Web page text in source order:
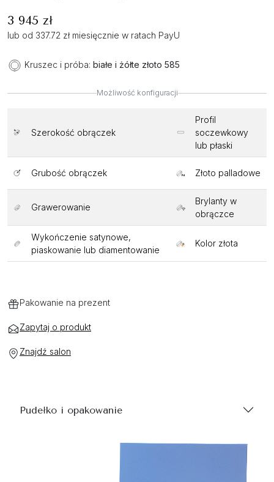
3 945 zł
lub od 337.72 zł miesięcznie w ratach PayU
Kruszec i próba: białe i żółte złoto 585
Możliwość konfiguracji
Szerokość obrączek
Profil
soczewkowy
lub płaski
Grubość obrączek Złoto palladowe
Grawerowanie
Brylanty w
obrączce
Wykończenie satynowe,
piaskowanie lub diamentowanie
Kolor złota
Pakowanie na prezent
Zapytaj o produkt
Znajdź salon
Pudełko i opakowanie